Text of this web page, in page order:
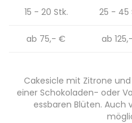
15 - 20 Stk. 25 - 45
ab 75,- € ab
Cakesicle mit Zitrone
einer Schokoladen- oder
essbaren Blüten.